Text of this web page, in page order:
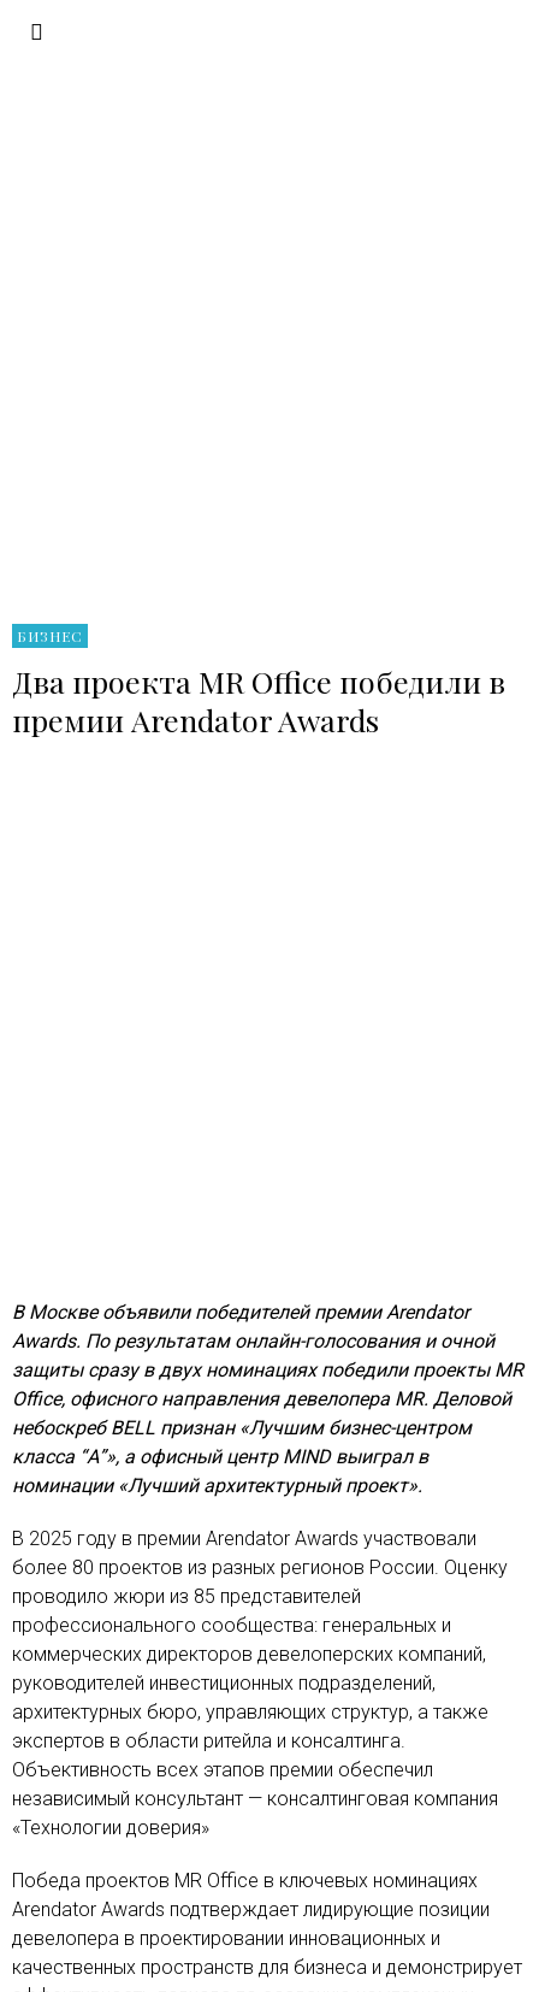
БИЗНЕС
Два проекта MR Office победили в
премии Arendator Awards
В Москве объявили победителей премии Arendator
Awards. По результатам онлайн-голосования и очной
защиты сразу в двух номинациях победили проекты MR
Office, офисного направления девелопера MR. Деловой
небоскреб BELL признан «Лучшим бизнес-центром
класса “А”», а офисный центр MIND выиграл в
номинации «Лучший архитектурный проект».
В 2025 году в премии Arendator Awards участвовали
более 80 проектов из разных регионов России. Оценку
проводило жюри из 85 представителей
профессионального сообщества: генеральных и
коммерческих директоров девелоперских компаний,
руководителей инвестиционных подразделений,
архитектурных бюро, управляющих структур, а также
экспертов в области ритейла и консалтинга.
Объективность всех этапов премии обеспечил
независимый консультант — консалтинговая компания
«Технологии доверия»
Победа проектов MR Office в ключевых номинациях
Arendator Awards подтверждает лидирующие позиции
девелопера в проектировании инновационных и
качественных пространств для бизнеса и демонстрирует